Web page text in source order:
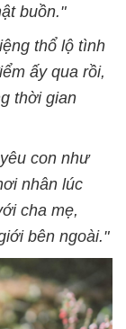
buồn."
thổ lộ tình
ấy qua rồi,
thời gian
con như
nhân lúc
cha mẹ,
bên ngoài."